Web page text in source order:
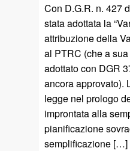
Con D.G.R. n. 427
stata adottata la
attribuzione della
al PTRC (che a
adottato con DGR
ancora approvato).
legge nel prologo
improntata alla
pianificazione
semplificazione […]